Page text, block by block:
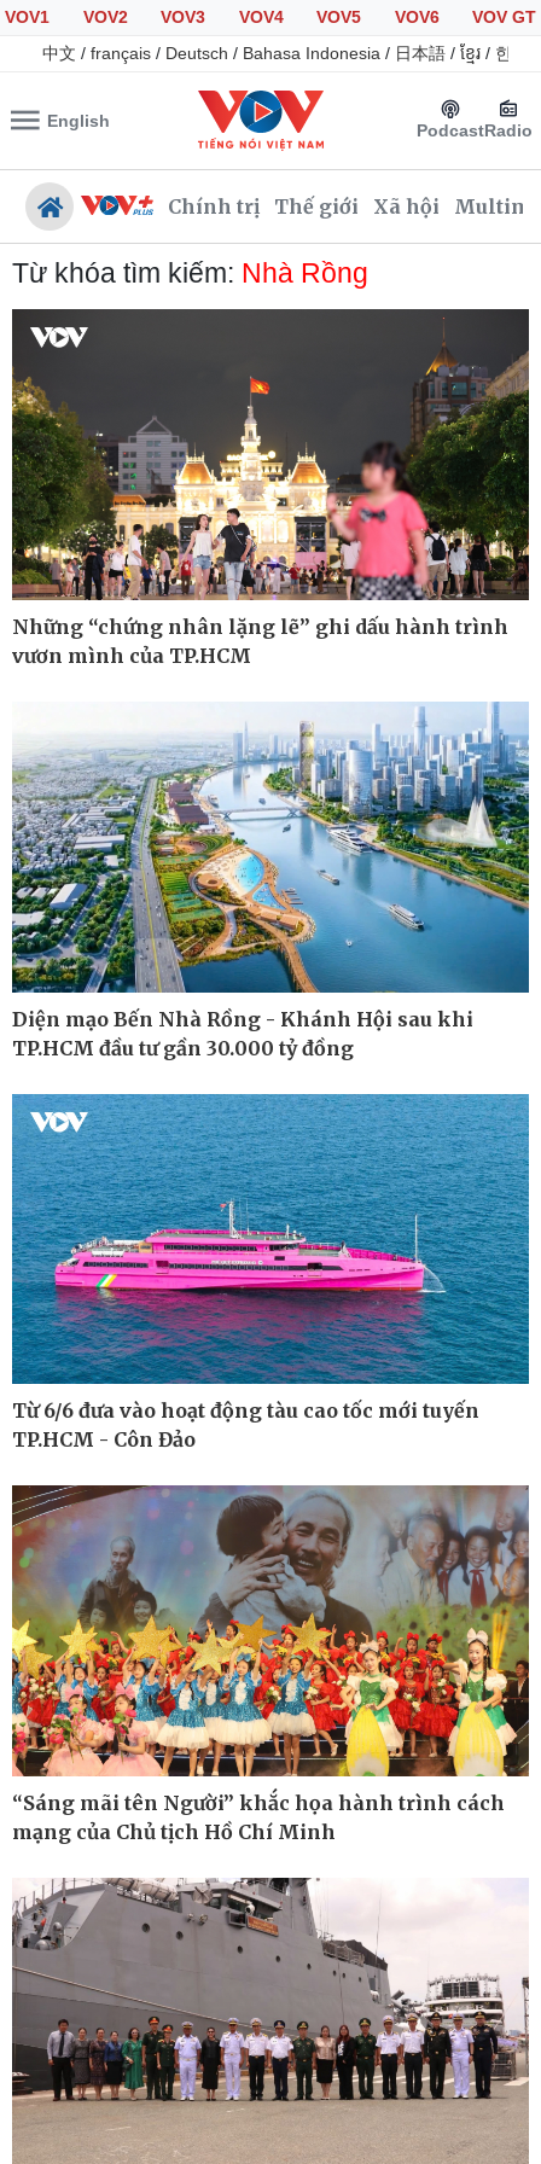
VOV1 VOV2 VOV3 VOV4 VOV5 VOV6
VOV GT
中文 / français / Deutsch / Bahasa Indonesia / 日本語 / ខ្មែរ / 한국
English PodcastRadio
Chính trị Thế giới Xã hội
Chính trị
Đảng
Tổ chức nhân sự
Quốc hội
Nhận diện sự thật
Dấu ấn VOV
Việc làm
Biển đảo
Quan sát
Cuộc sống đó đây
Ảnh
Video
Infographic
Kinh tế
Bất động sản
Khởi nghiệp
Thị trường
Giá vàng
Tiêu dùng
Tỷ giá
Chứng khoán
Giá cà phê
Từ khóa tìm kiếm: Nhà Rồng
Những “chứng nhân lặng lẽ” ghi dấu hành trình
vươn mình của TP.HCM
Diện mạo Bến Nhà Rồng - Khánh Hội sau khi
TP.HCM đầu tư gần 30.000 tỷ đồng
Từ 6/6 đưa vào hoạt động tàu cao tốc mới tuyến
TP.HCM - Côn Đảo
“Sáng mãi tên Người” khắc họa hành trình cách
mạng của Chủ tịch Hồ Chí Minh